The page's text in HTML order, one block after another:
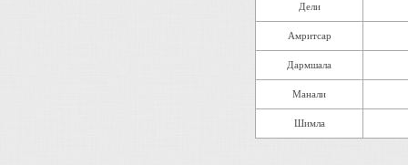
Дели
Амритсар
Дармшала
Манали
Шимла